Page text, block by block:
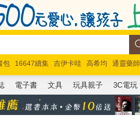
包 16647續集 吉伊卡哇 高希均
通靈藥師
玩具總動員5 超慢跑
電子書 文具 玩具親子 3C電玩